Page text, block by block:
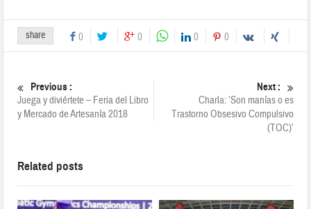
share 0 0 0 0
Previous :
Juega y diviértete – Feria del Libro
y Mercado de Artesanía 2018
Next :
Charla: ‘Son manías o es
Trastorno Obsesivo Compulsivo
(TOC)’
Related posts